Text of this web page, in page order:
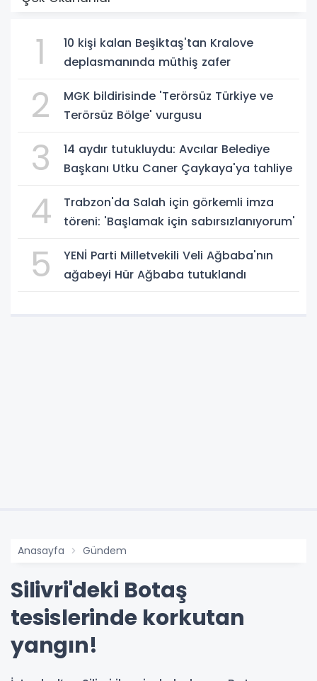
1
10 kişi kalan Beşiktaş'tan Kralove
deplasmanında müthiş zafer
2
MGK bildirisinde 'Terörsüz Türkiye ve
Terörsüz Bölge' vurgusu
3
14 aydır tutukluydu: Avcılar Belediye
Başkanı Utku Caner Çaykaya'ya tahliye
4
Trabzon'da Salah için görkemli imza
töreni: 'Başlamak için sabırsızlanıyorum'
5
YENİ Parti Milletvekili Veli Ağbaba'nın
ağabeyi Hür Ağbaba tutuklandı
Anasayfa Gündem
Silivri'deki Botaş
tesislerinde korkutan
yangın!